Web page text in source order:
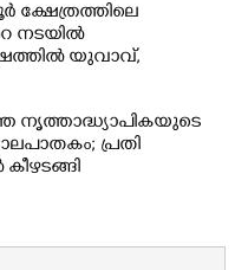
നടയിൽ
യുവാവ്,​
വൻഗൂഢാലോചന
നൃത്താദ്ധ്യാപികയുടെ
പ്രതി